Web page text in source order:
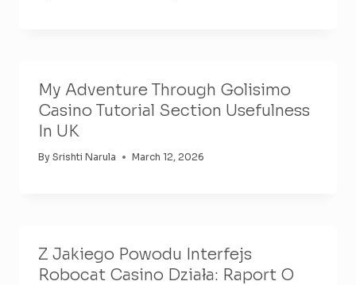
My Adventure Through Golisimo
Casino Tutorial Section Usefulness
In UK
By Srishti Narula March 12, 2026
Z Jakiego Powodu Interfejs
Robocat Casino Działa: Raport O